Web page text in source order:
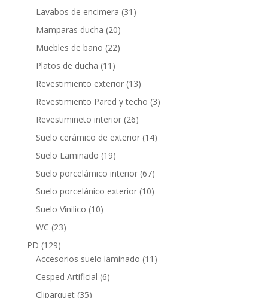
productos
Lavabos de encimera 31 31
Mamparas ducha 2020
productos
Muebles de baño 2222
Platos de ducha 11 11
productos
Revestimiento exterior 1313
productos
Revestimiento Pared y techo 33
Revestimineto interior 2626
productos
Suelo cerámico de exterior 1414
Suelo Laminado 1919
productos
Suelo porcelámico interior 6767
productos
Suelo porcelánico exterior 1010
Suelo Vinilico 1010
WC 2323
PD 129129
productos
Accesorios suelo laminado 11 11
Cesped Artificial 66
Cliparquet 3535